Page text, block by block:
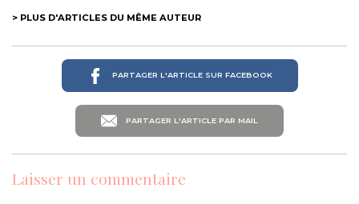
> PLUS D'ARTICLES DU MÊME AUTEUR
PARTAGER L'ARTICLE SUR FACEBOOK
PARTAGER L'ARTICLE PAR MAIL
Laisser un commentaire